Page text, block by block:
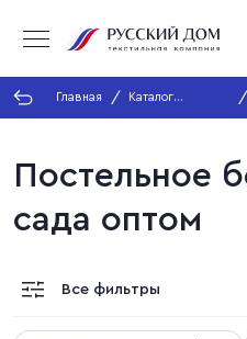
Главная
Каталог
продукции
Постельное
сада оптом
Все фильтры